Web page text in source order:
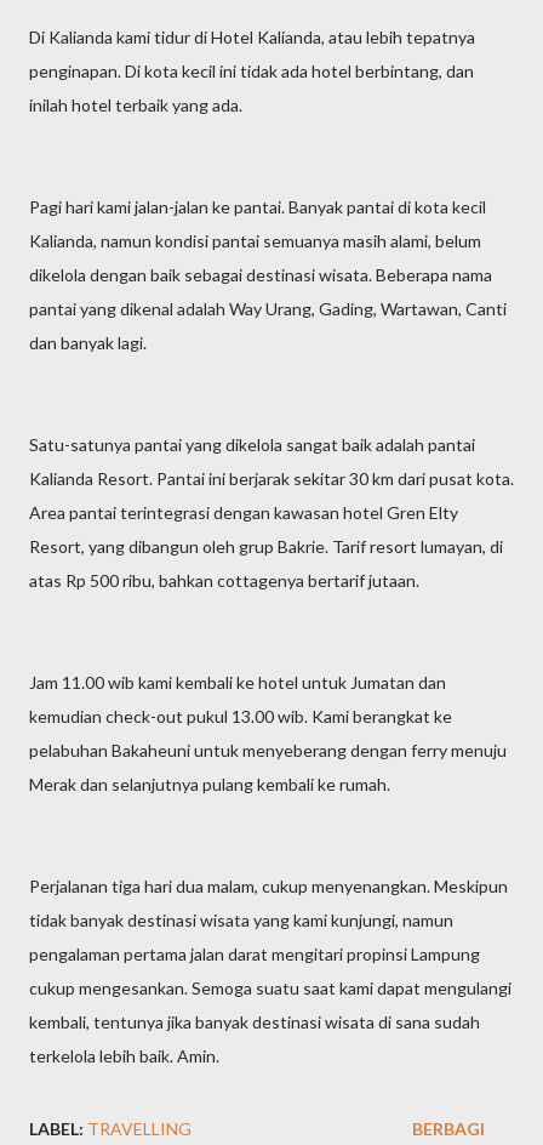
Di Kalianda kami tidur di Hotel Kalianda, atau lebih tepatnya
penginapan. Di kota kecil ini tidak ada hotel berbintang, dan
inilah hotel terbaik yang ada.
Pagi hari kami jalan-jalan ke pantai. Banyak pantai di kota kecil
Kalianda, namun kondisi pantai semuanya masih alami, belum
dikelola dengan baik sebagai destinasi wisata. Beberapa nama
pantai yang dikenal adalah Way Urang, Gading, Wartawan, Canti
dan banyak lagi.
Satu-satunya pantai yang dikelola sangat baik adalah pantai
Kalianda Resort. Pantai ini berjarak sekitar 30 km dari pusat kota.
Area pantai terintegrasi dengan kawasan hotel Gren Elty
Resort, yang dibangun oleh grup Bakrie. Tarif resort lumayan, di
atas Rp 500 ribu, bahkan cottagenya bertarif jutaan.
Jam 11.00 wib kami kembali ke hotel untuk Jumatan dan
kemudian check-out pukul 13.00 wib. Kami berangkat ke
pelabuhan Bakaheuni untuk menyeberang dengan ferry menuju
Merak dan selanjutnya pulang kembali ke rumah.
Perjalanan tiga hari dua malam, cukup menyenangkan. Meskipun
tidak banyak destinasi wisata yang kami kunjungi, namun
pengalaman pertama jalan darat mengitari propinsi Lampung
cukup mengesankan. Semoga suatu saat kami dapat mengulangi
kembali, tentunya jika banyak destinasi wisata di sana sudah
terkelola lebih baik. Amin.
LABEL: TRAVELLING BERBAGI